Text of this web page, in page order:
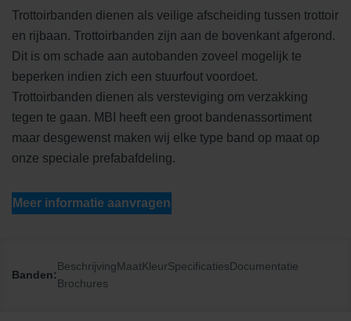
Trottoirbanden dienen als veilige afscheiding tussen trottoir
en rijbaan. Trottoirbanden zijn aan de bovenkant afgerond.
Dit is om schade aan autobanden zoveel mogelijk te
beperken indien zich een stuurfout voordoet.
Trottoirbanden dienen als versteviging om verzakking
tegen te gaan. MBI heeft een groot bandenassortiment
maar desgewenst maken wij elke type band op maat op
onze speciale prefabafdeling.
Meer informatie aanvragen
Banden:
BeschrijvingMaatKleurSpecificatiesDocumentatie
Brochures